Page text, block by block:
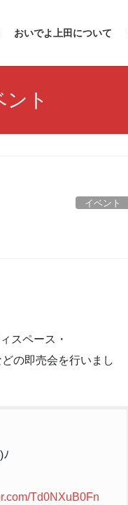
おいでよ上田について
ント
イベント
スペース・
の即売会を行いまし
ﾉ
Td0NXuB0Fn